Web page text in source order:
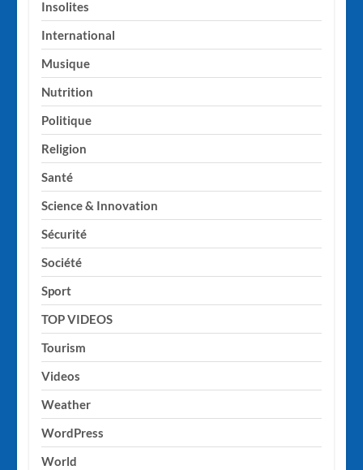
Insolites
International
Musique
Nutrition
Politique
Religion
Santé
Science & Innovation
Sécurité
Société
Sport
TOP VIDEOS
Tourism
Videos
Weather
WordPress
World